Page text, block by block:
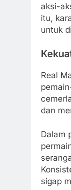
aksi-
itu,
untuk
Real
dan
Dalam
sigap